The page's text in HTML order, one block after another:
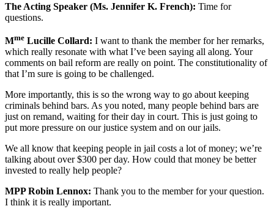
The Acting Speaker (Ms. Jennifer K. French): Time for
questions.
Mme Lucille Collard: I want to thank the member for her remarks,
which really resonate with what I’ve been saying all along. Your
comments on bail reform are really on point. The constitutionality of
that I’m sure is going to be challenged.
More importantly, this is so the wrong way to go about keeping
criminals behind bars. As you noted, many people behind bars are
just on remand, waiting for their day in court. This is just going to
put more pressure on our justice system and on our jails.
We all know that keeping people in jail costs a lot of money; we’re
talking about over $300 per day. How could that money be better
invested to really help people?
MPP Robin Lennox: Thank you to the member for your question.
I think it is really important.